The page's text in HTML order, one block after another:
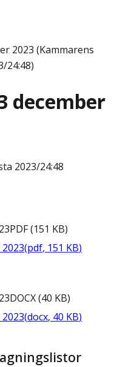
2023 (Kammarens
24:48)
december
2023/24:48
PDF(151 KB)
(pdf, 151 KB)
DOCX(40 KB)
(docx, 40 KB)